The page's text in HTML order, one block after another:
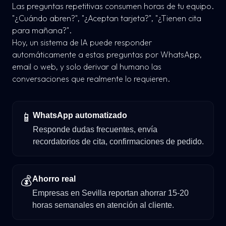
Las preguntas repetitivas consumen horas de tu equipo.
"¿Cuándo abren?", "¿Aceptan tarjeta?", "¿Tienen cita
para mañana?".
Hoy, un sistema de IA puede responder
automáticamente a estas preguntas por WhatsApp,
email o web, y solo derivar al humano las
conversaciones que realmente lo requieren.
📱 WhatsApp automatizado
Responde dudas frecuentes, envía
recordatorios de cita, confirmaciones de pedido.
💰Ahorro real
Empresas en Sevilla reportan ahorrar 15-20
horas semanales en atención al cliente.